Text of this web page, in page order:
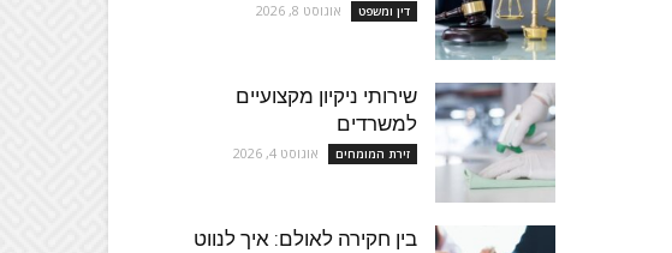
דין ומשפט אוגוסט 8, 2026
שירותי ניקיון מקצועיים
למשרדים
זירת המומחים אוגוסט 4, 2026
בין חקירה לאולם: איך לנווט